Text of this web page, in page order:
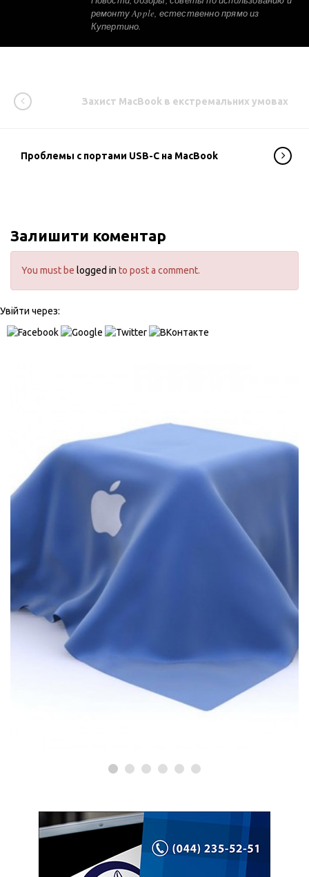
ремонту Apple, естественно прямо из
Купертино.
Захист MacBook в екстремальних умовах
Проблемы с портами USB-C на MacBook
Залишити коментар
You must be logged in to post a comment.
Увійти через: